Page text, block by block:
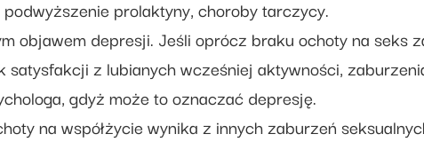
prolaktyny, choroby tarczycy.
objawem depresji. Jeśli oprócz braku ochoty na seks
z lubianych wcześniej aktywności,
gdyż może to oznaczać depresję.
na współżycie wynika z innych zaburzeń